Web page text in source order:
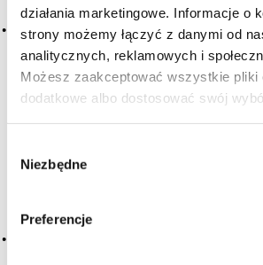
działania marketingowe. Informacje o
strony możemy łączyć z danymi od
analitycznych, reklamowych i
Możesz zaakceptować wszystkie pliki
dodatkowe albo dostosować swój
zgody
Niezbędne
Preferencje
Czy masz ukończone
wata cukrowa
2016-05-10
charakterystyczny cukierkowy smak,
w winach wytwarzanych w procesie
lub blanc de noir z Nowego Świata
Więcej wata cukrowa →